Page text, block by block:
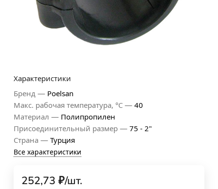
Характеристики
Бренд — Poelsan
Макс. рабочая температура, °С — 40
Материал — Полипропилен
Присоединительный размер — 75 - 2"
Страна — Турция
Все характеристики
252,73 ₽/шт.